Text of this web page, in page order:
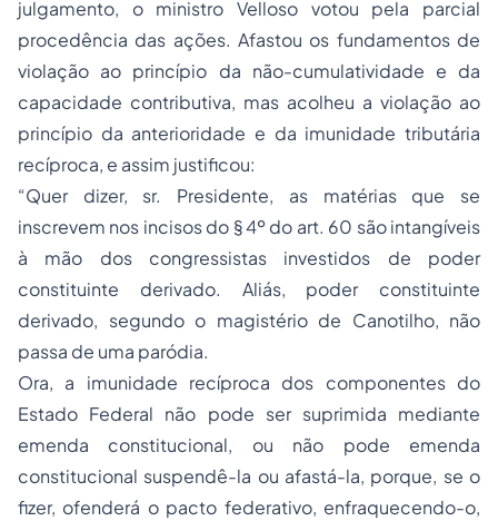
julgamento, o ministro Velloso votou pela parcial
procedência das ações. Afastou os fundamentos de
violação ao princípio da não-cumulatividade e da
capacidade contributiva, mas acolheu a violação ao
princípio da anterioridade e da imunidade tributária
recíproca, e assim justificou:
“Quer dizer, sr. Presidente, as matérias que se
inscrevem nos incisos do § 4º do art. 60 são intangíveis
à mão dos congressistas investidos de poder
constituinte derivado. Aliás, poder constituinte
derivado, segundo o magistério de Canotilho, não
passa de uma paródia.
Ora, a imunidade recíproca dos componentes do
Estado Federal não pode ser suprimida mediante
emenda constitucional, ou não pode emenda
constitucional suspendê-la ou afastá-la, porque, se o
fizer, ofenderá o pacto federativo, enfraquecendo-o,